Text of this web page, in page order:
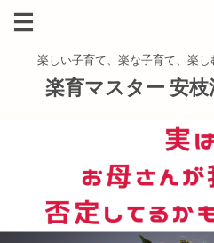
楽しい子育て、楽な子育て、楽
楽育マスター 安